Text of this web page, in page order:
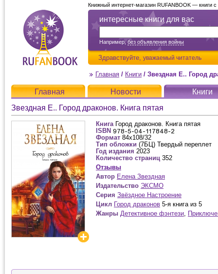
интересные книги для вас
Например,без объявления войны
Здравствуйте, уважаемый читатель
Книжный интернет-магазин RUFANBOOK — книги
Главная / Книги / Звездная Е.. Город
Главная Новости
Книги
Звездная Е.. Город драконов. Книга пятая
Книга Город драконов. Книга пятая
ISBN
Формат 84x108/32
Тип обложки (7БЦ) Твердый переплет
Год издания 2023
Количество страниц 352
Отзывы
Автор Елена Звездная
Издательство ЭКСМО
Серия Звёздное Настроение
Цикл Город драконов 5-я книга из 5
Жанры Детективное фэнтези,